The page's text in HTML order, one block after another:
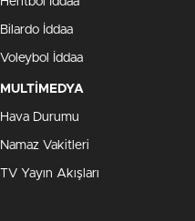
Bilardo İddaa
Voleybol İddaa
MULTİMEDYA
Hava Durumu
Namaz Vakitleri
TV Yayın Akışları